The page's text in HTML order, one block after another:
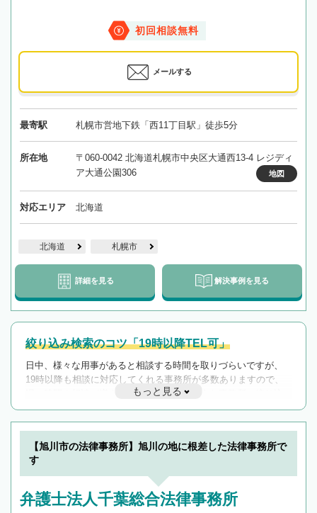
初回相談無料
メールする
最寄駅 札幌市営地下鉄「西11丁目駅」徒歩5分
所在地
〒060-0042 北海道札幌市中央区大通西13-4 レジディ
ア大通公園306
地図
対応エリア 北海道
北海道 札幌市
詳細を見る 解決事例を見る
絞り込み検索のコツ「19時以降TEL可」
日中、様々な用事があると相談する時間を取りづらいですが、
19時以降も相談に対応してくれる事務所が多数ありますので、
遅い時間の相談が増えそうな場合はそのような事務所に絞り込
んで検索してみましょう。
19時以降TEL可の条件
を加えて再検索
もっと見る
【旭川市の法律事務所】旭川の地に根差した法律事務所で
す
弁護士法人千葉総合法律事務所